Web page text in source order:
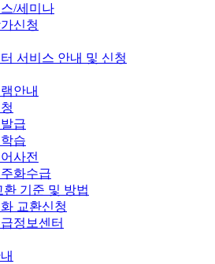
/세미나
신청
서비스 안내 및 신청
안내
급
습
사전
화수급
환 기준 및 방법
교환신청
정보센터